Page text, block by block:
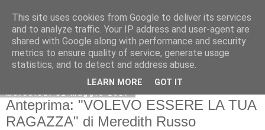
mercoledì 31 maggio 2017
Anteprima: "VOLEVO ESSERE LA TUA
RAGAZZA" di Meredith Russo
This site uses cookies from Google to deliver its services
and to analyze traffic. Your IP address and user-agent are
shared with Google along with performance and security
metrics to ensure quality of service, generate usage
statistics, and to detect and address abuse.
LEARN MORE GOT IT